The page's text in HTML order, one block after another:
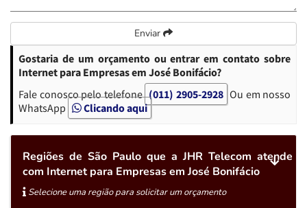
Enviar
Gostaria de um orçamento ou entrar em contato sobre
Internet para Empresas em José Bonifácio?
Fale conosco pelo telefone (011) 2905-2928 Ou em nosso
WhatsApp
Clicando aqui
Regiões de São Paulo que a JHR Telecom atende
com Internet para Empresas em José Bonifácio
Selecione uma região para solicitar um orçamento